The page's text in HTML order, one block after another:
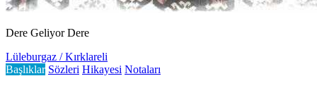
Dere Geliyor Dere
Lüleburgaz / Kırklareli
Başlıklar Sözleri Hikayesi Notaları